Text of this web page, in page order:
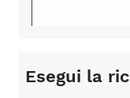
Esegui la